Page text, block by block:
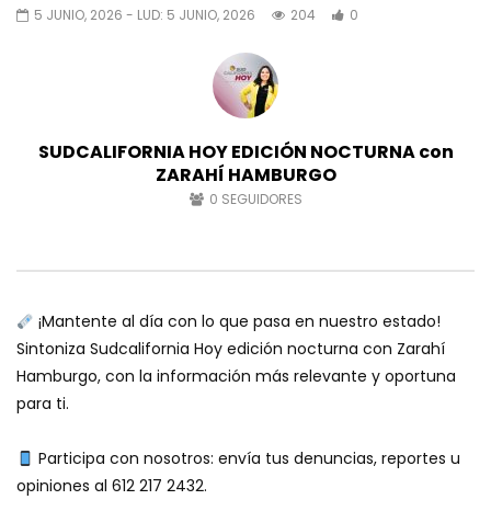
5 JUNIO, 2026 - LUD: 5 JUNIO, 2026 204 0
SUDCALIFORNIA HOY EDICIÓN NOCTURNA con
ZARAHÍ HAMBURGO
0 SEGUIDORES
¡Mantente al día con lo que pasa en nuestro estado!
Sintoniza Sudcalifornia Hoy edición nocturna con Zarahí
Hamburgo, con la información más relevante y oportuna
para ti.
Participa con nosotros: envía tus denuncias, reportes u
opiniones al 612 217 2432.